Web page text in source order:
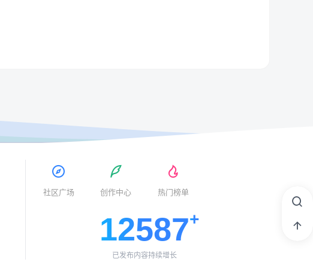
社区广场 创作中心 热门榜单
12587
已发布内容持续增长